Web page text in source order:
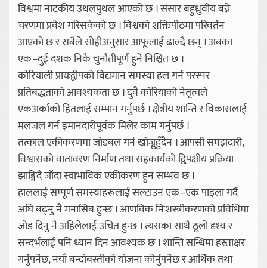
विश्वमा नाटकीय उथलपुथल आएको छ । संसार बहुध्रुवीय बन्ने
चरणमा प्रवेश गरिसकेको छ । विश्वको शक्तिपीठमा परिवर्तन
आएको छ र सबैले सोहीअनुसार आफूलाई ढाल्दै छन् । अबका
एक–दुई दशक निकै चुनौतीपूर्ण हुने निश्चित छ ।
कोरियाली प्रायःद्वीपको विद्यमान समस्या हल गर्न परस्पर
प्रतिबद्धताको आवश्यकता छ । दुवै कोरियाको नेतृत्वले
एकअर्काको हितलाई सम्मान गर्नुपर्छ । क्षेत्रीय शान्ति र विकासलाई
मलजल गर्न इमानदारीपूर्वक मिलेर काम गर्नुपर्छ ।
तत्काल एकीकरणमा जोडबल गर्न खोज्नुहुँदैन । आपसी समझदारी,
विश्वासको वातावरण निर्माण तथा सहकार्यको द्विपक्षीय प्रक्रिया
झाङ्गिदै जाँदा स्वाभाविक एकीकरण हुन सम्भव छ ।
हाललाई सम्पूर्ण समस्याहरूलाई सल्टाउन एक–एक पाइला गर्दै
अघि बढ्नु नै मनासिब हुन्छ । आणविक निःशस्त्रीकरणको प्रविधिमा
जोड दिनु नै अहिलेलाई उचित हुन्छ । त्यसका साथै ठूलो दृश्य र
सन्दर्भलाई पनि ध्यान दिन आवश्यक छ । शान्ति सन्धिमा हस्ताक्षर
गर्नुपर्नेछ, नयाँ बन्दोबस्तीको योजना कोर्नुपर्नेछ र आर्थिक तथा